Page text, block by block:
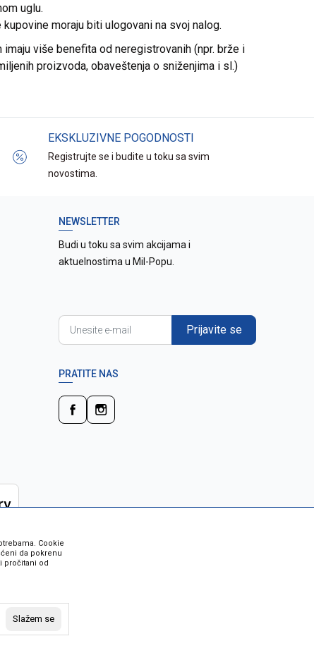
uglu.
moraju biti ulogovani na svoj nalog.
više benefita od neregistrovanih (npr. brže i
proizvoda, obaveštenja o sniženjima i sl.)
EKSKLUZIVNE POGODNOSTI
Registrujte se i budite u toku sa svim
novostima.
NEWSLETTER
Budi u toku sa svim akcijama i
aktuelnostima u Mil-Popu.
Prijavite se
PRATITE NAS
sve informacije kompletne i bez
robe možete provjeriti besplatnim
Cookie
da pokrenu
pročitani od
Slažem se